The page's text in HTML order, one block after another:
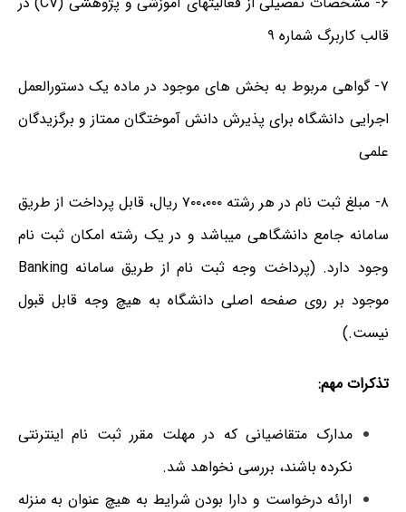
قالب کاربرگ شماره ۹
۷- گواهی مربوط به بخش های موجود در ماده یک دستورالعمل
اجرایی دانشگاه برای پذیرش دانش آموختگان ممتاز و برگزیدگان
علمی
۸- مبلغ ثبت نام در هر رشته ۷۰۰،۰۰۰ ریال، قابل پرداخت از طریق
سامانه جامع دانشگاهی میباشد و در یک رشته امکان ثبت نام
وجود دارد. (پرداخت وجه ثبت نام از طریق سامانه Banking
موجود بر روی صفحه اصلی دانشگاه به هیچ وجه قابل قبول
نیست.)
تذکرات مهم:
مدارک متقاضیانی که در مهلت مقرر ثبت نام اینترنتی
نکرده باشند، بررسی نخواهد شد.
ارائه درخواست و دارا بودن شرایط به هیچ عنوان به منزله